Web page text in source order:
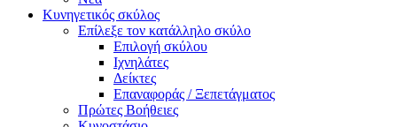
Κυνηγετικός σκύλος
Επίλεξε τον κατάλληλο σκύλο
Επιλογή σκύλου
Ιχνηλάτες
Δείκτες
Επαναφοράς / Ξεπετάγματος
Πρώτες Βοήθειες